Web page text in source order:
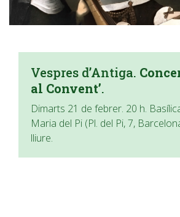
Vespres d’Antiga.
al Convent’.
Dimarts 21 de febrer. 20 h.
Maria del Pi (Pl. del Pi, 7,
lliure.